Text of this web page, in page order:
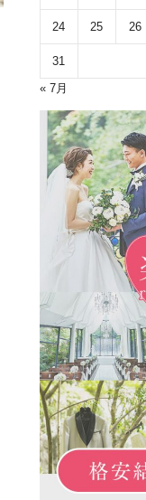
24 25 26
31
« 7月